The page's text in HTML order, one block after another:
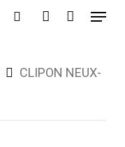
Menu
CLIPON NEUX-